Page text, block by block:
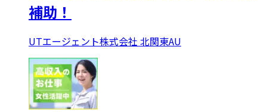
補助！
UTエージェント株式会社 北関東AU